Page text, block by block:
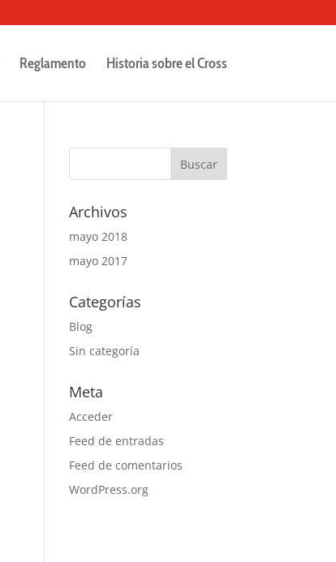
Reglamento Historia sobre el Cross
Archivos
mayo 2018
mayo 2017
Categorías
Blog
Sin categoría
Meta
Acceder
Feed de entradas
Feed de comentarios
WordPress.org